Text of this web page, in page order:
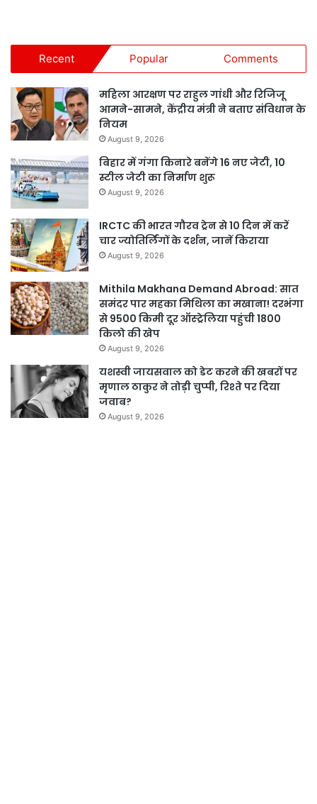
Recent Popular Comments
महिला आरक्षण पर राहुल गांधी और रिजिजू
आमने-सामने, केंद्रीय मंत्री ने बताए संविधान के
नियम
August 9, 2026
बिहार में गंगा किनारे बनेंगे 16 नए जेटी, 10
स्टील जेटी का निर्माण शुरू
August 9, 2026
IRCTC की भारत गौरव ट्रेन से 10 दिन में करें
चार ज्योतिर्लिंगों के दर्शन, जानें किराया
August 9, 2026
Mithila Makhana Demand Abroad: सात
समंदर पार महका मिथिला का मखाना! दरभंगा
से 9500 किमी दूर ऑस्ट्रेलिया पहुंची 1800
किलो की खेप
August 9, 2026
यशस्वी जायसवाल को डेट करने की खबरों पर
मृणाल ठाकुर ने तोड़ी चुप्पी, रिश्ते पर दिया
जवाब?
August 9, 2026